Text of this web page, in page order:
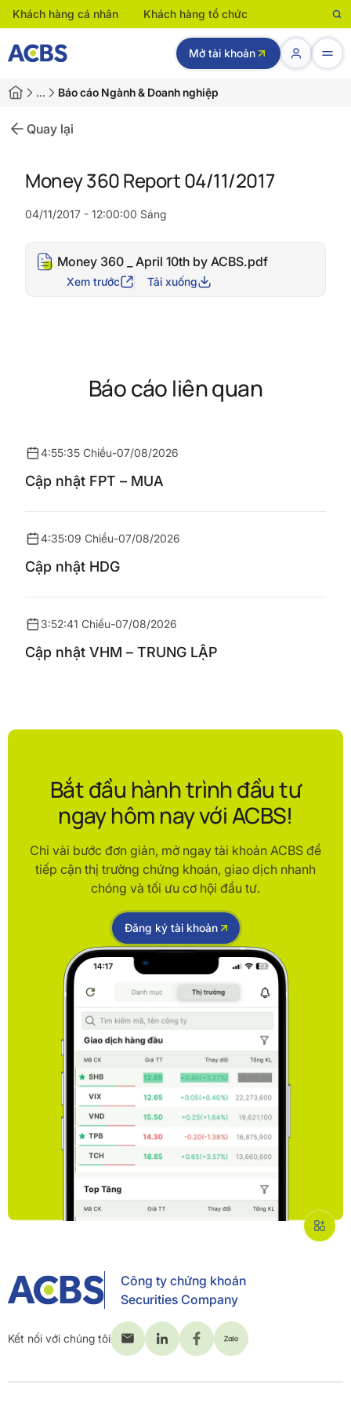
Khách hàng cá nhân Khách hàng tổ chức
Mở tài khoản
… Báo cáo Ngành & Doanh nghiệp
Quay lại
Money 360 Report 04/11/2017
04/11/2017 - 12:00:00 Sáng
Money 360 _ April 10th by ACBS.pdf
Xem trước Tải xuống
Báo cáo liên quan
4:55:35 Chiều-07/08/2026
Cập nhật FPT – MUA
4:35:09 Chiều-07/08/2026
Cập nhật HDG
3:52:41 Chiều-07/08/2026
Cập nhật VHM – TRUNG LẬP
Bắt đầu hành trình đầu tư
ngay hôm nay với ACBS!
Chỉ vài bước đơn giản, mở ngay tài khoản ACBS để
tiếp cận thị trường chứng khoán, giao dịch nhanh
chóng và tối ưu cơ hội đầu tư.
Đăng ký tài khoản
Công ty chứng khoán
Securities Company
Kết nối với chúng tôi